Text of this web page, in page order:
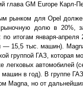
глава GM Europe Карл-
рынком для Opel
долю в 20%,
по итогам января-
— 15,5 тыс. машин).
группой ГАЗ, которая
легковых автомобилей
машин в год). В группе
Magna, но от